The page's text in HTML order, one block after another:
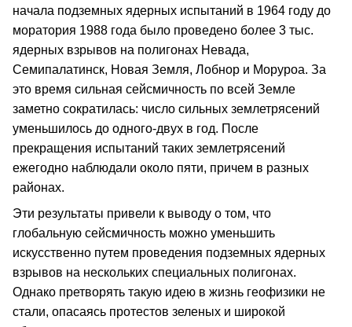
начала подземных ядерных испытаний в 1964 году до
моратория 1988 года было проведено более 3 тыс.
ядерных взрывов на полигонах Невада,
Семипалатинск, Новая Земля, Лобнор и Моруроа. За
это время сильная сейсмичность по всей Земле
заметно сократилась: число сильных землетрясений
уменьшилось до одного-двух в год. После
прекращения испытаний таких землетрясений
ежегодно наблюдали около пяти, причем в разных
районах.
Эти результаты привели к выводу о том, что
глобальную сейсмичность можно уменьшить
искусственно путем проведения подземных ядерных
взрывов на нескольких специальных полигонах.
Однако претворять такую идею в жизнь геофизики не
стали, опасаясь протестов зеленых и широкой